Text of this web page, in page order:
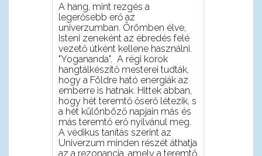
A hang, mint rezgés a
legerősebb erő az
univerzumban. Örömben élve,
Isteni zeneként az ébredés felé
vezető útként kellene használni.
"Yogananda". A régi korok
hangtálkészítő mesterei tudták,
hogy a Földre ható energiák az
emberre is hatnak. Hittek abban,
hogy hét teremtő őserő létezik, s
a hét különböző napjain más és
más teremtő erő nyilvánul meg.
A védikus tanítás szerint az
Univerzum minden részét áthatja
az a rezonancia, amely a teremtő